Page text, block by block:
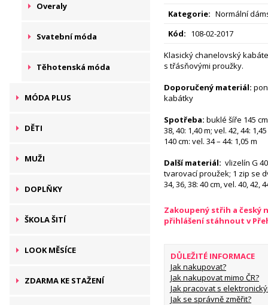
Overaly
Svatební móda
Těhotenská móda
MÓDA PLUS
DĚTI
MUŽI
DOPLŇKY
ŠKOLA ŠITÍ
LOOK MĚSÍCE
ZDARMA KE STAŽENÍ
Kategorie: Normální
Kód: 108-02-2017
Klasický chanelovský
s třásňovými proužky.
Doporučený materiál:
kabátky
Spotřeba: buklé šíře 145
38, 40: 1,40 m; vel. 42, 44:
140 cm: vel. 34 – 44: 1,05 m
Další materiál: vlizelín G
tvarovací proužek; 1 zip se
34, 36, 38: 40 cm, vel. 40, 42,
Zakoupený střih a český
přihlášení stáhnout v
DŮLEŽITÉ INFORMACE
Jak nakupovat?
Jak nakupovat mimo ČR?
Jak pracovat s
Jak se správně změřit?